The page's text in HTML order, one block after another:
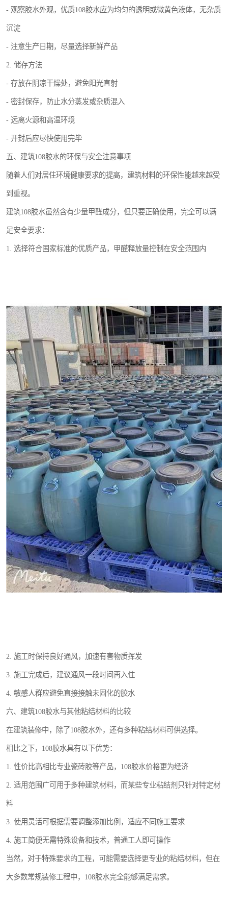
- 观察胶水外观，优质108胶水应为均匀的透明或微黄色液体，无杂质
沉淀
- 注意生产日期，尽量选择新鲜产品
2. 储存方法
- 存放在阴凉干燥处，避免阳光直射
- 密封保存，防止水分蒸发或杂质混入
- 远离火源和高温环境
- 开封后应尽快使用完毕
五、建筑108胶水的环保与安全注意事项
随着人们对居住环境健康要求的提高，建筑材料的环保性能越来越受
到重视。
建筑108胶水虽然含有少量甲醛成分，但只要正确使用，完全可以满
足安全要求：
1. 选择符合国家标准的优质产品，甲醛释放量控制在安全范围内
2. 施工时保持良好通风，加速有害物质挥发
3. 施工完成后，建议通风一段时间再入住
4. 敏感人群应避免直接接触未固化的胶水
六、建筑108胶水与其他粘结材料的比较
在建筑装修中，除了108胶水外，还有多种粘结材料可供选择。
相比之下，108胶水具有以下优势：
1. 性价比高相比专业瓷砖胶等产品，108胶水价格更为经济
2. 适用范围广可用于多种建筑材料，而某些专业粘结剂只针对特定材
料
3. 使用灵活可根据需要调整添加比例，适应不同施工要求
4. 施工简便无需特殊设备和技术，普通工人即可操作
当然，对于特殊要求的工程，可能需要选择更专业的粘结材料，但在
大多数常规装修工程中，108胶水完全能够满足需求。